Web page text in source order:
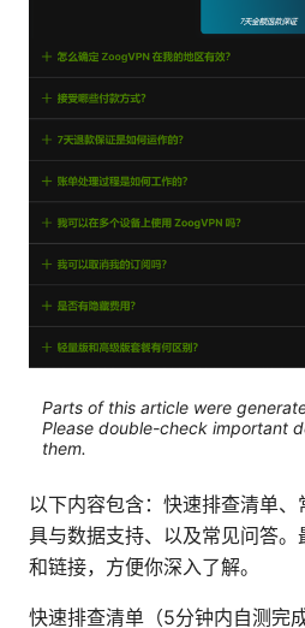
Parts of this article were
Please double-check important
them.
以下内容包含：快速排查清单
具与数据支持、以及常见问答
和链接，方便你深入了解。
快速排查清单（5分钟内自测完